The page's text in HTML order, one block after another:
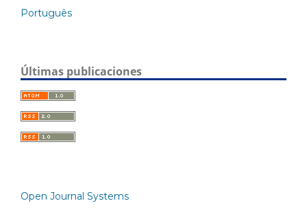
Português
Últimas publicaciones
Open Journal Systems